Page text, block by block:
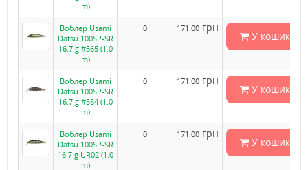
m)
Воблер Usami
Datsu 100SP-SR
16.7 g #565 (1.0
m)
0 171.00 грн
У кошик
Воблер Usami
Datsu 100SP-SR
16.7 g #584 (1.0
m)
0 171.00 грн
У кошик
Воблер Usami
Datsu 100SP-SR
16.7 g UR02 (1.0
m)
0 171.00 грн
У кошик